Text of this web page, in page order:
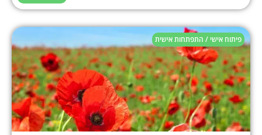
פיתוח אישי / התפתחות אישית